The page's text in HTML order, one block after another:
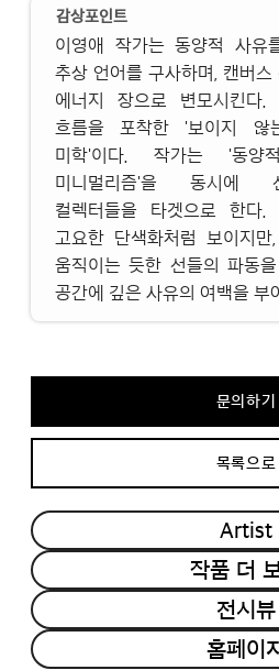
감상포인트
이영애 작가는 동양적 사유
추상 언어를 구사하며, 캔버
에너지 장으로 변모시킨다.
흐름을 포착한 '보이지 않
미학'이다. 작가는 '동양
미니멀리즘'을 동시에
컬렉터들을 타겟으로 한다.
고요한 단색화처럼 보이지
움직이는 듯한 선들의 파동
공간에 깊은 사유의 여백을 부
문의하기
목록으로
Artist
작품 더
전시뷰
홈페이지